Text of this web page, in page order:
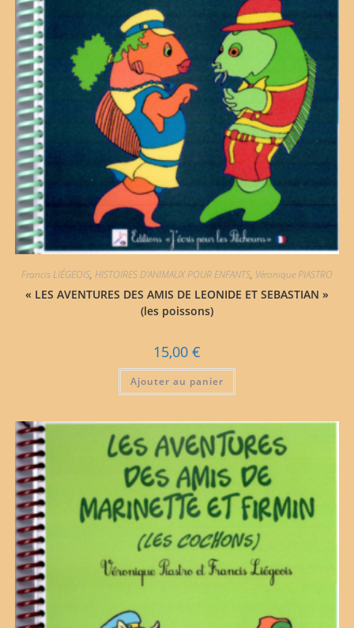
Francis LIÉGEOIS, HISTOIRES D'ANIMAUX POUR ENFANTS, Véronique PIASTRO
« LES AVENTURES DES AMIS DE LEONIDE ET SEBASTIAN »
(les poissons)
15,00 €
Ajouter au panier